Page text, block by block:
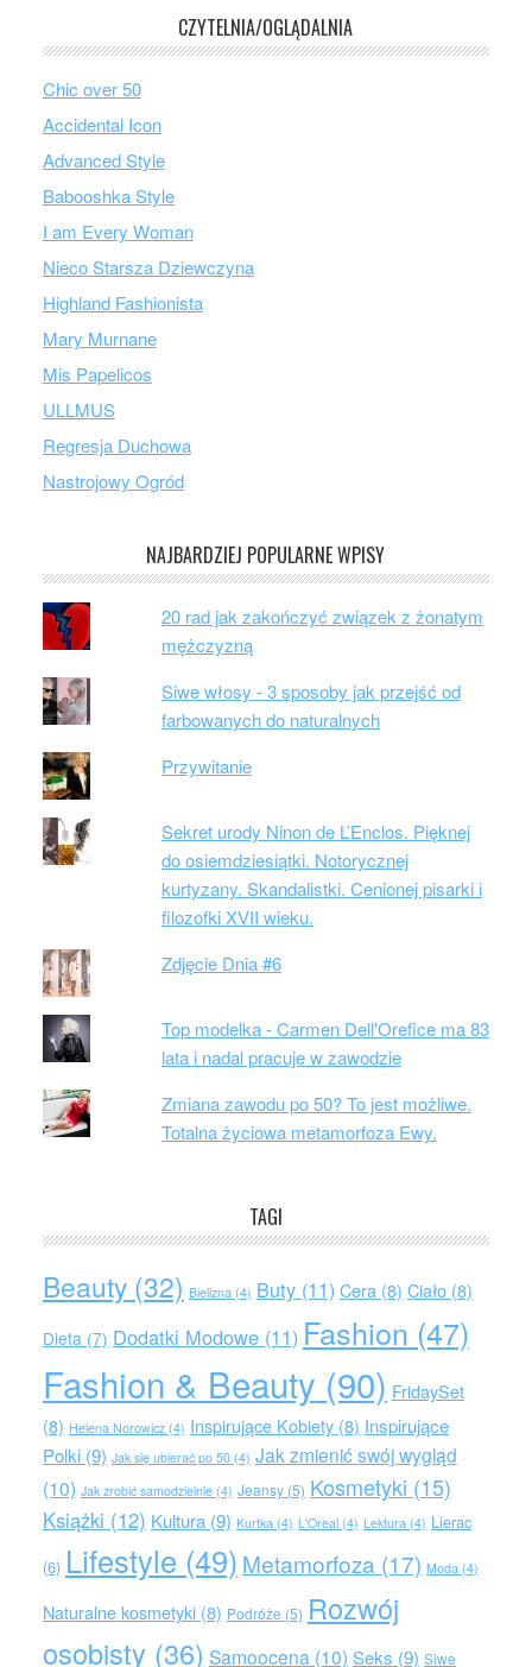
CZYTELNIA/OGLĄDALNIA
Chic over 50
Accidental Icon
Advanced Style
Babooshka Style
I am Every Woman
Nieco Starsza Dziewczyna
Highland Fashionista
Mary Murnane
Mis Papelicos
ULLMUS
Regresja Duchowa
Nastrojowy Ogród
NAJBARDZIEJ POPULARNE WPISY
20 rad jak zakończyć związek z żonatym
mężczyzną
Siwe włosy - 3 sposoby jak przejść od
farbowanych do naturalnych
Przywitanie
Sekret urody Ninon de L’Enclos. Pięknej
do osiemdziesiątki. Notorycznej
kurtyzany. Skandalistki. Cenionej pisarki i
filozofki XVII wieku.
Zdjęcie Dnia #6
Top modelka - Carmen Dell'Orefice ma 83
lata i nadal pracuje w zawodzie
Zmiana zawodu po 50? To jest możliwe.
Totalna życiowa metamorfoza Ewy.
TAGI
Beauty(32) Bielizna(4) Buty(11) Cera(8) Ciało(8)
Dieta(7) Dodatki Modowe(11) Fashion (47)
Fashion & Beauty (90) FridaySet
(8) Helena Norowicz(4) Inspirujące Kobiety(8) Inspirujące
Polki(9) Jak się ubierać po 50(4) Jak zmienić swój wygląd
(10) Jak zrobić samodzielnie(4) Jeansy(5) Kosmetyki (15)
Książki (12) Kultura(9) Kurtka(4) L'Oreal(4) Lektura(4) Lierac
(6) Lifestyle (49) Metamorfoza (17) Moda(4)
Naturalne kosmetyki(8) Podróże (5) Rozwój
osobisty (36) Samoocena(10) Seks (9) Siwe